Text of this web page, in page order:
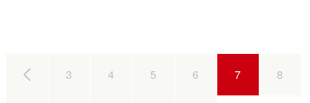
根治这些痛点。它不只
是一款工程项目管理软
戏，信息迷雾重重，每
3 4 5 6 7 8